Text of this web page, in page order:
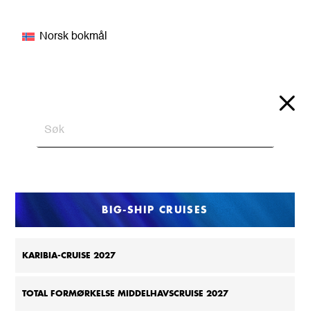
Norsk bokmål
BIG-SHIP CRUISES
KARIBIA-CRUISE 2027
TOTAL FORMØRKELSE MIDDELHAVSCRUISE 2027